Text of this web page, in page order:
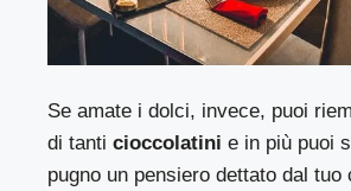
Se amate i dolci, invece, puoi
di tanticioccolatini e in più puoi
pugno un pensiero dettato dal tuo